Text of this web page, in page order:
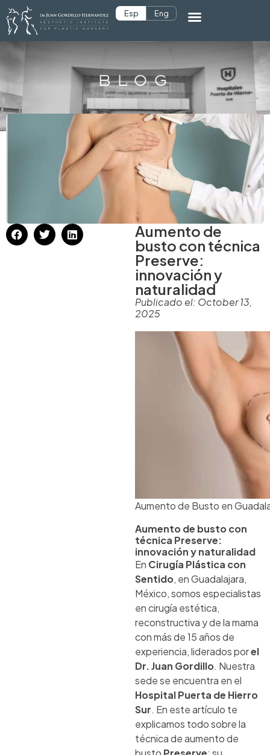
Esp Eng
BLOG
Aumento de
busto con técnica
Preserve:
innovación y
naturalidad
Publicado el: October 13,
2025
Aumento de Busto en
Aumento de busto con
técnica Preserve:
innovación y naturalidad
En Cirugía Plástica con
Sentido, en Guadalajara,
México, somos especialistas
en cirugía estética,
reconstructiva y de la mama
con más de 15 años de
experiencia, liderados porel
Dr. Juan Gordillo. Nuestra
sede se encuentra en el
Hospital Puerta de Hierro
Sur. En este artículo te
explicamos todo sobre la
técnica de aumento de